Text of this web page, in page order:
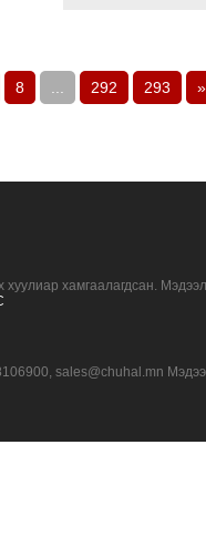
8 ... 292 293 »
хамгаалагдсан.
sales@chuhal.mn